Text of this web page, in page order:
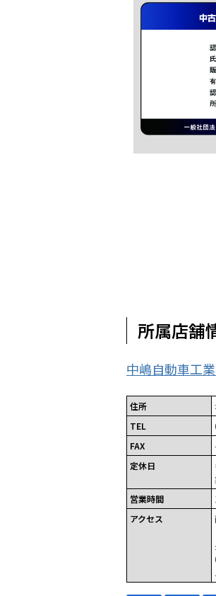
所属店舗
中嶋自動車工
住所
TEL
FAX
定休日
営業時間
アクセス